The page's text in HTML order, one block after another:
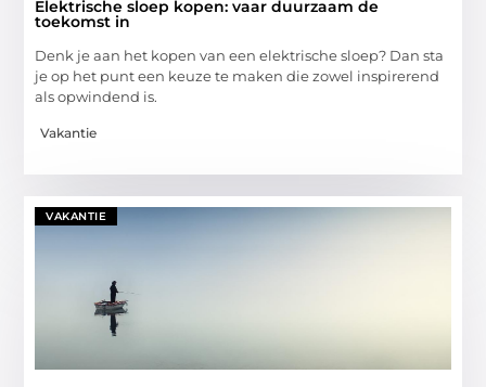
Elektrische sloep kopen: vaar duurzaam de
toekomst in
Denk je aan het kopen van een elektrische sloep? Dan sta
je op het punt een keuze te maken die zowel inspirerend
als opwindend is.
Vakantie
VAKANTIE